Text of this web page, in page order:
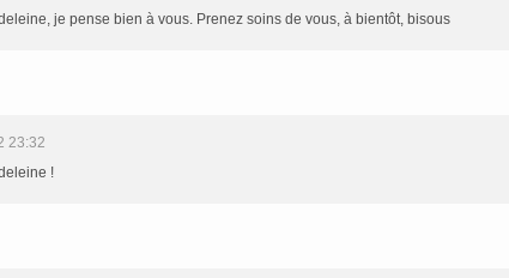
je pense bien à vous. Prenez soins de vous, à bientôt, bisous
23:32
!